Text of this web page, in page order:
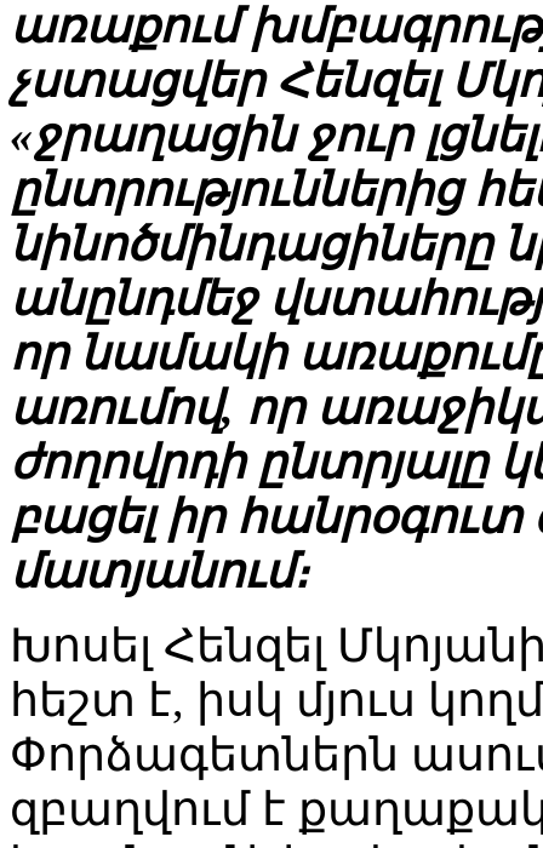
առաքում
չստացվեր Հենզել
«ջրաղացին ջուր
ընտրություններից
նինոծմինդացիները
անընդմեջ
որ նամակի
առումով, որ
ժողովրդի ընտրյալը
բացել իր հանրօգուտ
մատյանում։
Խոսել Հենզել
հեշտ է, իսկ մյուս
Փորձագետներն
զբաղվում է